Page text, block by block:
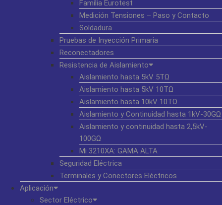
Familia Eurotest
Medición Tensiones – Paso y Contacto
Soldadura
Pruebas de Inyección Primaria
Reconectadores
Resistencia de Aislamiento
Aislamiento hasta 5kV 5TΩ
Aislamiento hasta 5kV 10TΩ
Aislamiento hasta 10kV 10TΩ
Aislamiento y Continuidad hasta 1kV-30GΩ
Aislamiento y continuidad hasta 2,5kV-
100GΩ
Mi 3210XA: GAMA ALTA
Seguridad Eléctrica
Terminales y Conectores Eléctricos
Aplicación
Sector Eléctrico